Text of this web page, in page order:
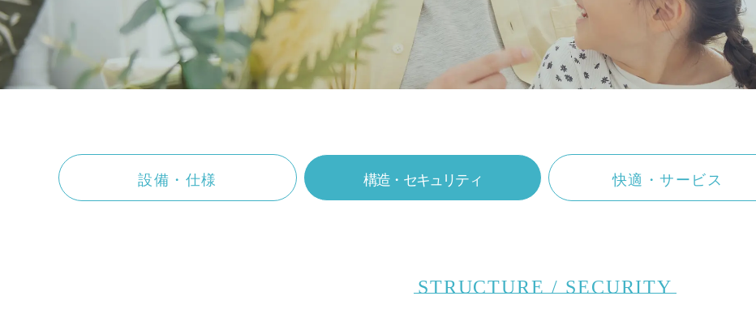
DESIGN
デザイン
PLAN
間取り
NANIWASUJI LINE
なにわ筋線×利便性
MODEL ROOM
モデルルーム
BRAND
ブランド
VISITORS SITE
来場者様限定ページ
物件エントリーはこちら
物件の最新情報をお届けいたします。
来場予約はこちら
モデルルーム公開中！
LINEの友達だち追加はこちら
設備・仕様 構造・セキュリティ 快適・サービス
STRUCTURE / SECURITY